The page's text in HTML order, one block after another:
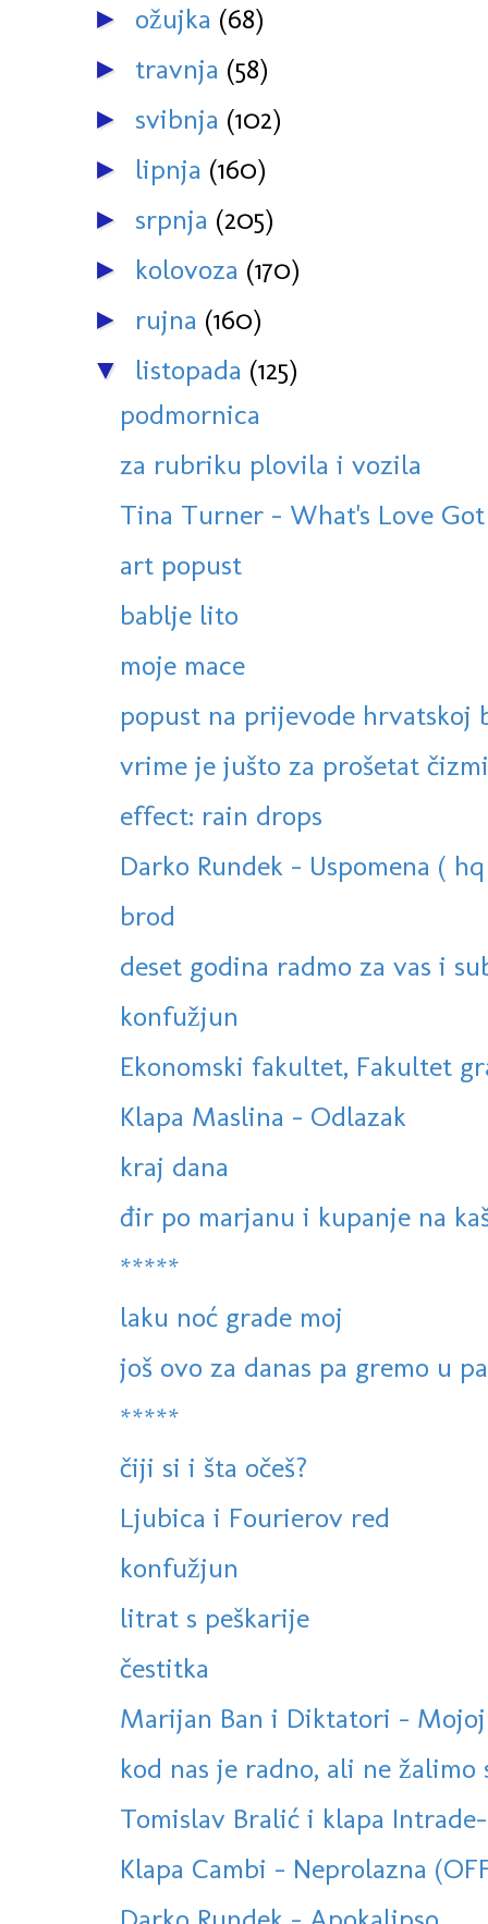
► ožujka (68)
► travnja (58)
► svibnja (102)
► lipnja (160)
► srpnja (205)
► kolovoza (170)
► rujna (160)
▼ listopada (125)
podmornica
za rubriku plovila i vozila
Tina Turner - What's Love
art popust
bablje lito
moje mace
popust na prijevode hrvatskoj
vrime je jušto za prošetat
effect: rain drops
Darko Rundek - Uspomena (
brod
deset godina radmo za vas i
konfužjun
Ekonomski fakultet, Fakultet
Klapa Maslina - Odlazak
kraj dana
đir po marjanu i kupanje na
*****
laku noć grade moj
još ovo za danas pa gremo u
*****
čiji si i šta očeš?
Ljubica i Fourierov red
konfužjun
litrat s peškarije
čestitka
Marijan Ban i Diktatori -
kod nas je radno, ali ne žalimo
Tomislav Bralić i klapa
Klapa Cambi - Neprolazna